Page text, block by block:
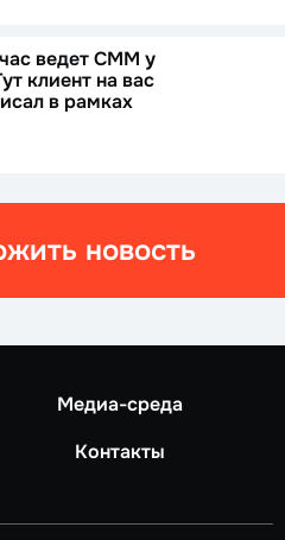
ведет СММ у
клиент на вас
в рамках
новость
Медиа-среда
Контакты